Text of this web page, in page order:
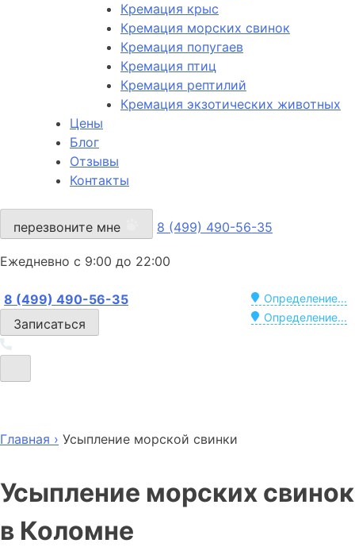
Кремация крыс
Кремация морских свинок
Кремация попугаев
Кремация птиц
Кремация рептилий
Кремация экзотических животных
Цены
Блог
Отзывы
Контакты
перезвоните мне 8 (499) 490-56-35
Ежедневно с 9:00 до 22:00
Определение...
8 (499) 490-56-35
Определение...
Записаться
Главная › Усыпление морской свинки
Усыпление морских свинок
в Коломне